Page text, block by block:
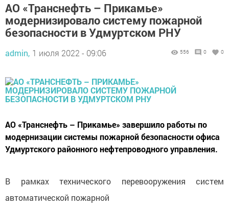
АО «Транснефть – Прикамье»
модернизировало систему пожарной
безопасности в Удмуртском РНУ
admin, 1 июля 2022 - 09:06 556 0 0
АО «Транснефть – Прикамье» завершило работы по
модернизации системы пожарной безопасности офиса
Удмуртского районного нефтепроводного управления.
В рамках технического перевооружения систем
автоматической пожарной